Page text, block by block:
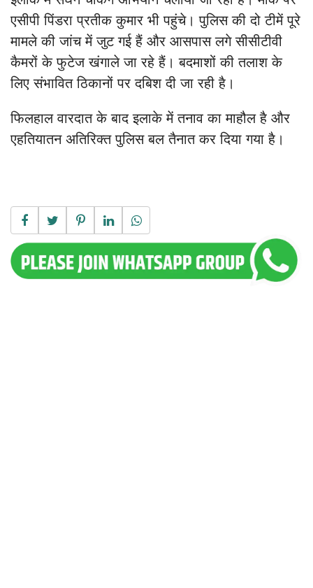
एसीपी पिंडरा प्रतीक कुमार भी पहुंचे। पुलिस की दो टीमें पूरे
मामले की जांच में जुट गई हैं और आसपास लगे सीसीटीवी
कैमरों के फुटेज खंगाले जा रहे हैं। बदमाशों की तलाश के
लिए संभावित ठिकानों पर दबिश दी जा रही है।
फिलहाल वारदात के बाद इलाके में तनाव का माहौल है और
एहतियातन अतिरिक्त पुलिस बल तैनात कर दिया गया है।